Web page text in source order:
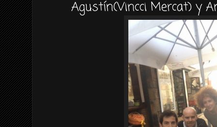
Agustín(Vincci Mercat) y